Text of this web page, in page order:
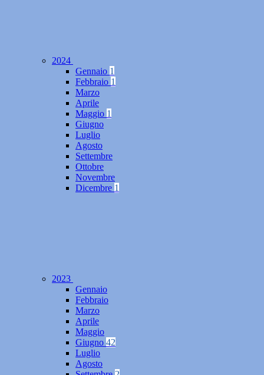
2024
Gennaio 1
Febbraio 1
Marzo
Aprile
Maggio 1
Giugno
Luglio
Agosto
Settembre
Ottobre
Novembre
Dicembre 1
2023
Gennaio
Febbraio
Marzo
Aprile
Maggio
Giugno 42
Luglio
Agosto